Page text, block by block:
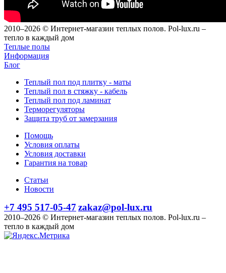
2010–2026 © Интернет-магазин теплых полов. Pol-lux.ru –
тепло в каждый дом
Теплые полы
Информация
Блог
Теплый пол под плитку - маты
Теплый пол в стяжку - кабель
Теплый пол под ламинат
Терморегуляторы
Защита труб от замерзания
Помощь
Условия оплаты
Условия доставки
Гарантия на товар
Статьи
Новости
+7 495 517-05-47 zakaz@pol-lux.ru
2010–2026 © Интернет-магазин теплых полов. Pol-lux.ru –
тепло в каждый дом